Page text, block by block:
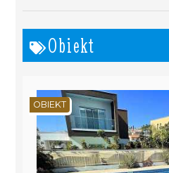
Obiekt
OBIEKT